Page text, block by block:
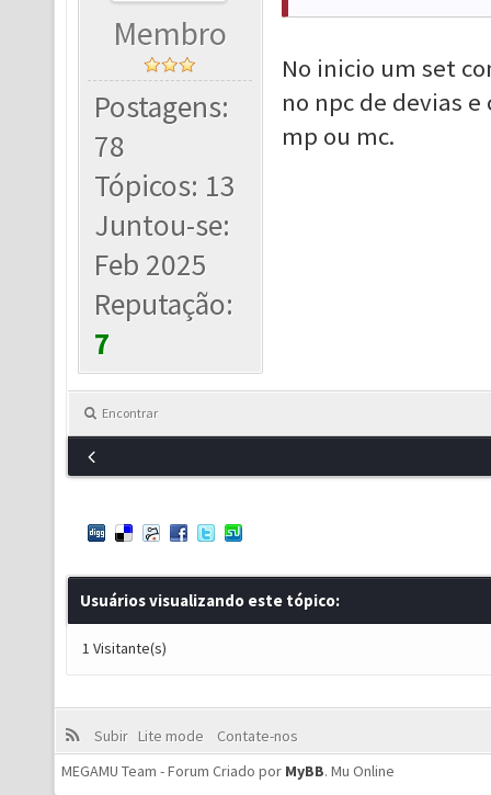
Membro
Postagens:
78
Tópicos: 13
Juntou-se:
Feb 2025
Reputação:
7
No inicio um set
no npc de devias
mp ou mc.
Encontrar
Usuários visualizando este tópico:
1 Visitante(s)
Subir Lite mode
Contate-nos
MEGAMU Team - Forum Criado por MyBB. Mu Online